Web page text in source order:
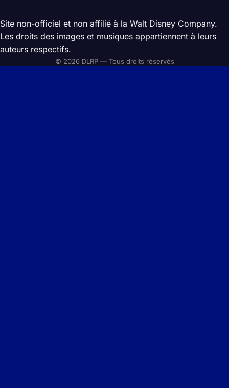
Site non-officiel et non affilié à la Walt Disney Company.
Les droits des images et musiques appartiennent à leurs
auteurs respectifs.
© 2026 DLRP — Tous droits réservés